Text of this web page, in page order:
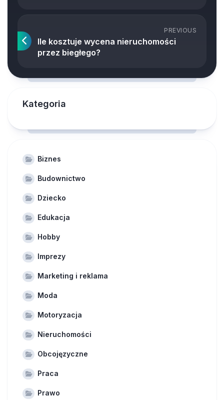
PREVIOUS
Ile kosztuje wycena nieruchomości
przez biegłego?
Kategoria
Biznes
Budownictwo
Dziecko
Edukacja
Hobby
Imprezy
Marketing i reklama
Moda
Motoryzacja
Nieruchomości
Obcojęzyczne
Praca
Prawo